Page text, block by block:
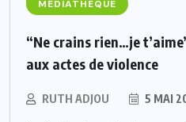
MÉDIATHÈQUE
“Ne crains rien…je
aux actes de violence
RUTH ADJOU 5 MAI